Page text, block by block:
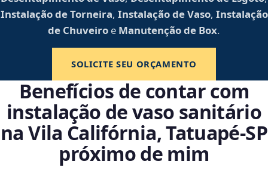
Instalação de Torneira, Instalação de Vaso, Instalação
de Chuveiro e Manutenção de Box.
SOLICITE SEU ORÇAMENTO
Benefícios de contar com
instalação de vaso sanitário
na Vila Califórnia, Tatuapé‑SP
próximo de mim